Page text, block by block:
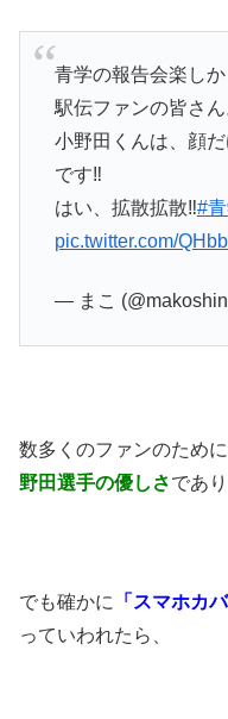
青学の報告会楽しか
駅伝ファンの皆さん
小野田くんは、顔
です‼︎
はい、拡散拡散‼︎#
pic.twitter.com/
— まこ
数多くのファンのため
野田選手の優しさであ
でも確かに
「スマホカ
っていわれたら、